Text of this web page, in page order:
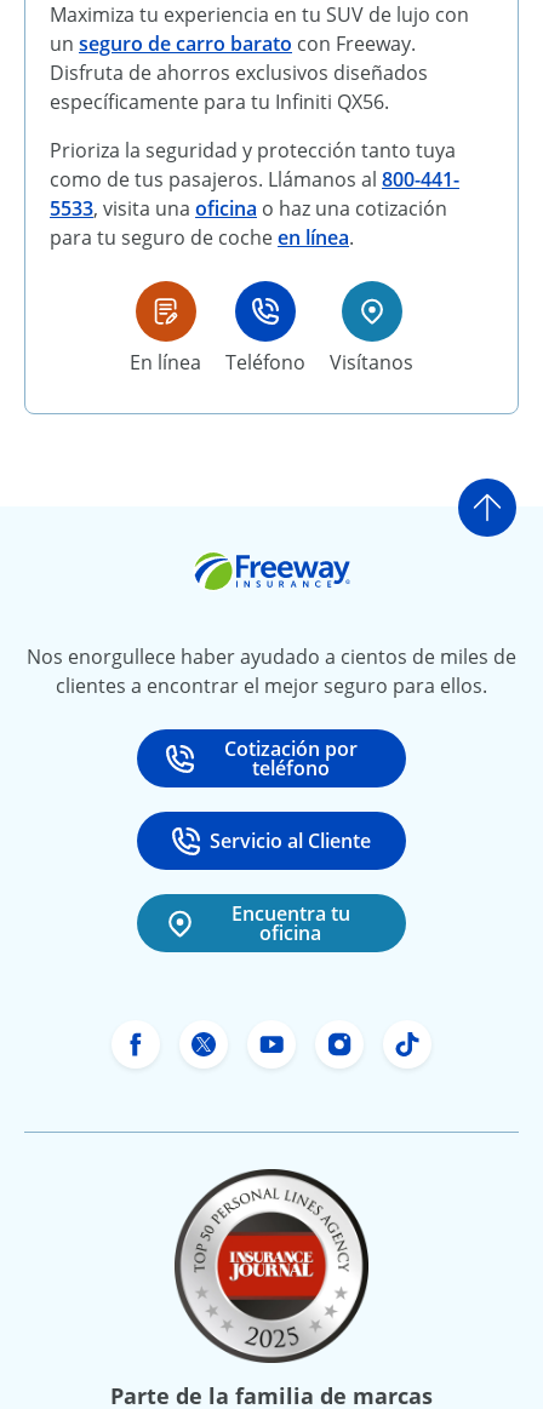
Maximiza tu experiencia en tu SUV de lujo con
un seguro de carro barato con Freeway.
Disfruta de ahorros exclusivos diseñados
específicamente para tu Infiniti QX56.
Prioriza la seguridad y protección tanto tuya
como de tus pasajeros. Llámanos al 800-441-
5533, visita una oficina o haz una cotización
para tu seguro de cocheen línea.
En línea Teléfono Visítanos
Ir
Nos enorgullece haber ayudado a cientos de miles de
clientes a encontrar el mejor seguro para ellos.
Call
Cotización por
teléfono
at
Call
Servicio al Cliente
at 888-531-6720
Encuentra tu
oficina
Facebook de Freeway Insurance
X de Freeway Insurance
YouTube de Freeway
Instagram
TikTok
Parte de la familia de marcas